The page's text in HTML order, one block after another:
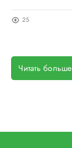
25
Читать больше